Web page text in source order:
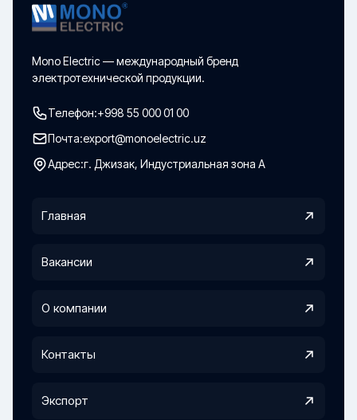
Mono Electric — международный бренд
электротехнической продукции.
Телефон:+998 55 000 01 00
Почта:export@monoelectric.uz
Адрес:г. Джизак, Индустриальная зона А
Главная
Вакансии
О компании
Контакты
Экспорт